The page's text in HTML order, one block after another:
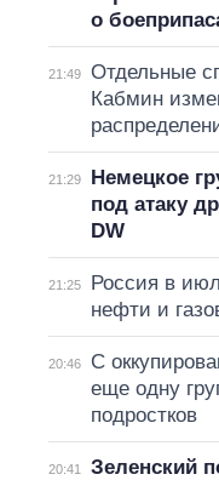
о
21:49
Отдельные
Кабмин
21:29
Немецкое
под атаку
DW
21:25
Россия в
нефти и
20:46
С
еще одну
подростков
20:41
Зеленский